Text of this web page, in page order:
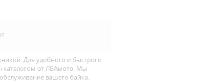
Для удобного и быстрого
каталогом от ЛБАмото. Мы
вашего байка.